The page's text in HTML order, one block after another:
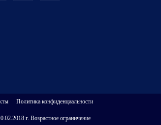
Политика конфиденциальности
г. Возрастное ограничение